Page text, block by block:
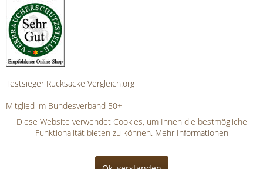
Testsieger Rucksäcke Vergleich.org
Mitglied im Bundesverband 50+
Diese Website verwendet Cookies, um Ihnen die bestmögliche
Funktionalität bieten zu können. Mehr Informationen